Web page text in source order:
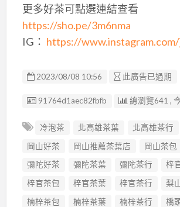
更多好茶可點選連結查看
https://sho.pe/3m6nma
IG： https://
2023/08/08 10:56 此廣告已過期
廣告编號
91764d1aec82fbfb 總瀏覽641 ,
冷泡茶 北高雄茶葉 北高雄茶行
岡山好茶
岡山推薦茶葉店 岡山茶包
彌陀好茶
彌陀茶葉 彌陀茶行
梓
梓官茶包
梓官茶葉 梓官茶行
梨
楠梓茶包
楠梓茶葉 楠梓茶行
橋